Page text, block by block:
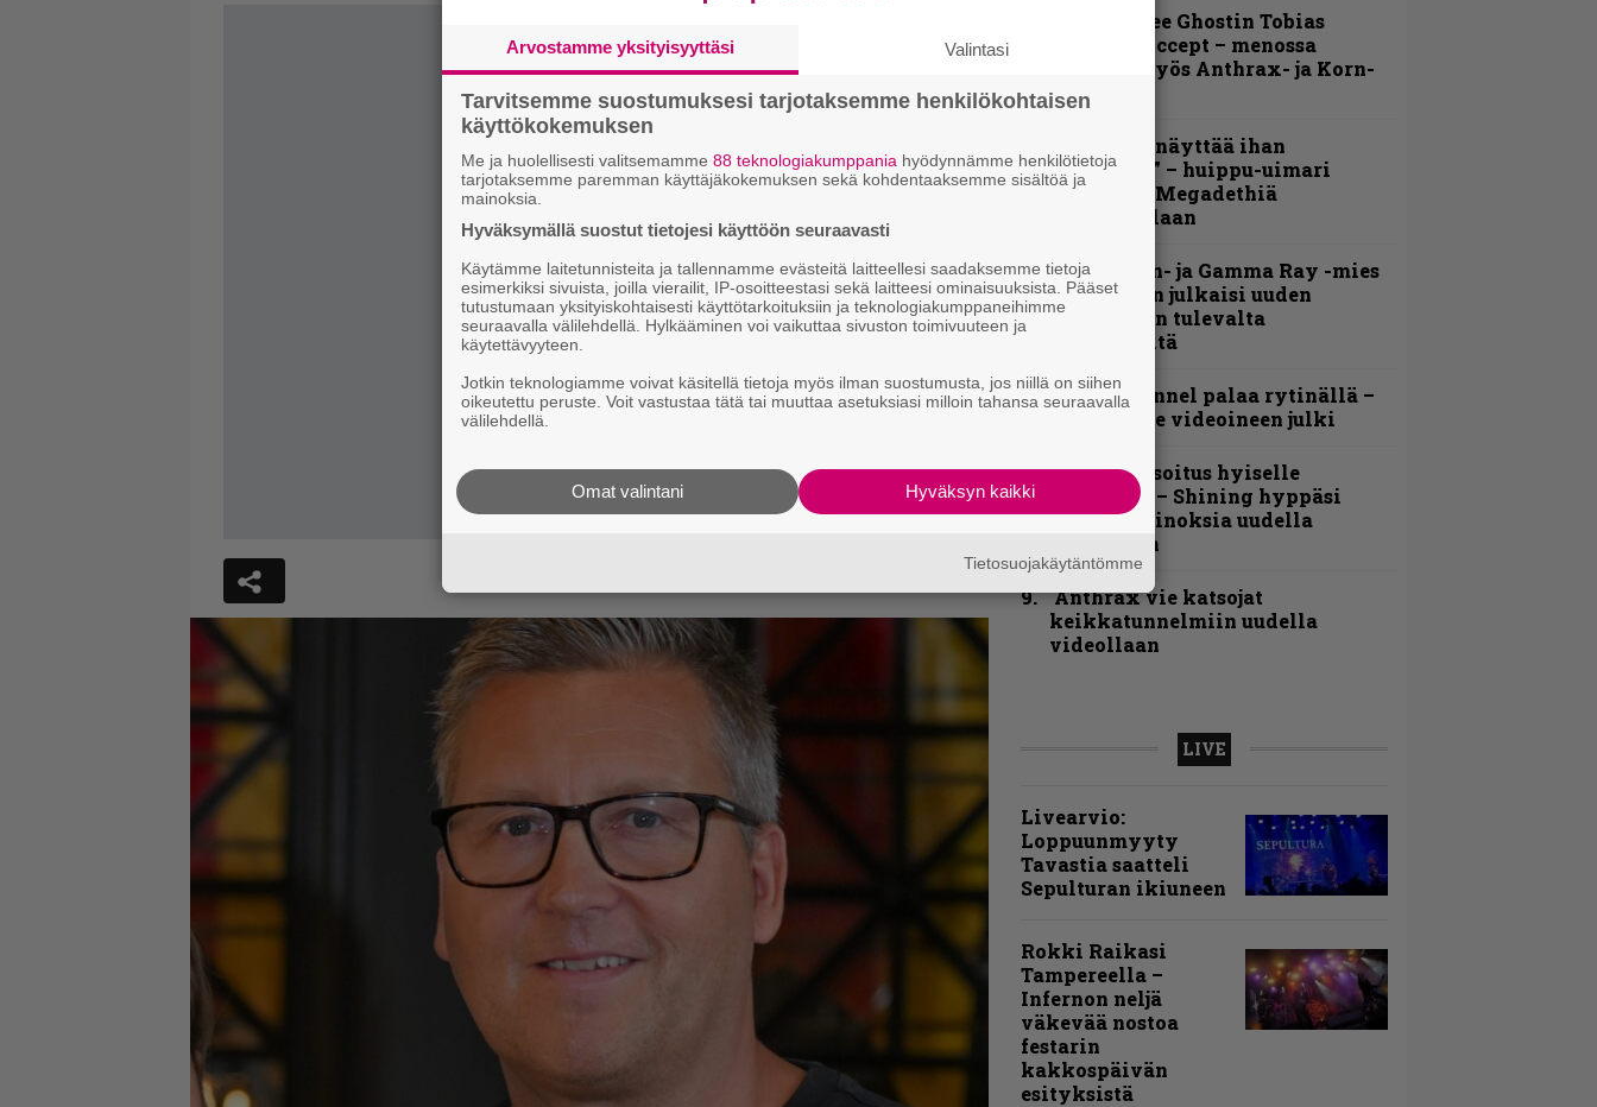
Näin lähtee Ghostin Tobias
Forgelta Accept – menossa
mukana myös Anthrax- ja Korn-
miehistöä
”Mitalini näyttää ihan
plektralta” – huippu-uimari
jamittelee Megadethiä
palkinnollaan
Helloween- ja Gamma Ray -mies
Kai Hansen julkaisi uuden
maistiaisen tulevalta
soololevyltä
Blind Channel palaa rytinällä –
tuplasingle videoineen julki
Kunnianosoitus hyiselle
Pohjolalle – Shining hyppäsi
keskelle kinoksia uudella
videollaan
Anthrax vie katsojat
keikkatunnelmiin uudella
videollaan
LIVE
Livearvio:
Loppuunmyyty
Tavastia saatteli
Sepulturan ikiuneen
Rokki Raikasi
Tampereella –
Infernon neljä
väkevää nostoa
festarin
kakkospäivän
esityksistä
Arvostamme yksityisyyttäsi Valintasi
Tarvitsemme suostumuksesi tarjotaksemme henkilökohtaisen
käyttökokemuksen
Me ja huolellisesti valitsemamme 88 teknologiakumppania hyödynnämme henkilötietoja
tarjotaksemme paremman käyttäjäkokemuksen sekä kohdentaaksemme sisältöä ja
mainoksia.
Hyväksymällä suostut tietojesi käyttöön seuraavasti
Käytämme laitetunnisteita ja tallennamme evästeitä laitteellesi saadaksemme tietoja
esimerkiksi sivuista, joilla vierailit, IP-osoitteestasi sekä laitteesi ominaisuuksista. Pääset
tutustumaan yksityiskohtaisesti käyttötarkoituksiin ja teknologiakumppaneihimme
seuraavalla välilehdellä. Hylkääminen voi vaikuttaa sivuston toimivuuteen ja
käytettävyyteen.
Jotkin teknologiamme voivat käsitellä tietoja myös ilman suostumusta, jos niillä on siihen
oikeutettu peruste. Voit vastustaa tätä tai muuttaa asetuksiasi milloin tahansa seuraavalla
välilehdellä.
Hyväksyn kaikki
Omat valintani
Tietosuojakäytäntömme